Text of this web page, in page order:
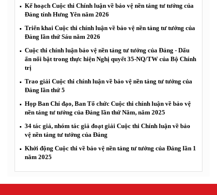
Kế hoạch Cuộc thi Chính luận về bảo vệ nền tảng tư tưởng của
Đảng tỉnh Hưng Yên năm 2026
Triển khai Cuộc thi chính luận về bảo vệ nền tảng tư tưởng của
Đảng lần thứ Sáu năm 2026
Cuộc thi chính luận bảo vệ nền tảng tư tưởng của Đảng - Dấu
ấn nổi bật trong thực hiện Nghị quyết 35-NQ/TW của Bộ Chính
trị
Trao giải Cuộc thi chính luận về bảo vệ nền tảng tư tưởng của
Đảng lần thứ 5
Họp Ban Chỉ đạo, Ban Tổ chức Cuộc thi chính luận về bảo vệ
nền tảng tư tưởng của Đảng lần thứ Năm, năm 2025
34 tác giả, nhóm tác giả đoạt giải Cuộc thi Chính luận về bảo
vệ nền tảng tư tưởng của Đảng
Khởi động Cuộc thi về bảo vệ nền tảng tư tưởng của Đảng lần 1
năm 2025